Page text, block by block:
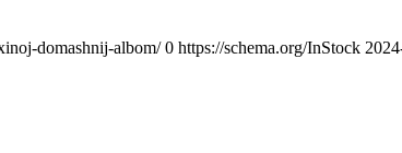
domashnij-albom/ 0 https://schema.org/InStock